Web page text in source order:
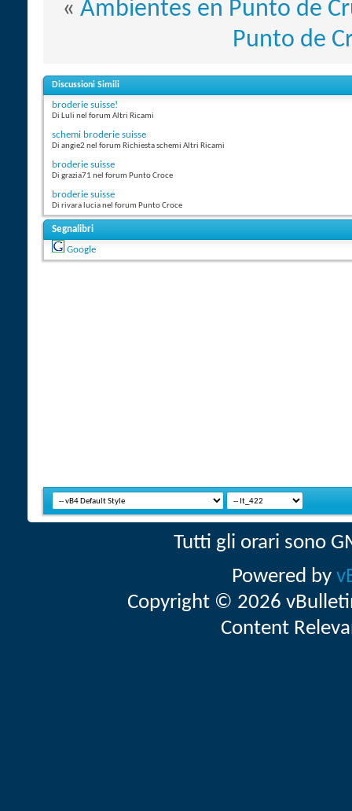
« Ambientes en Punto de
Punto de
Discussioni Simili
broderie suisse!
Di Luli nel forum Altri Ricami
schemi broderie suisse
Di angie2 nel forum Richiesta schemi Altri Ricami
broderie suisse
Di grazia71 nel forum Punto Croce
broderie suisse
Di rivara lucia nel forum Punto Croce
Segnalibri
Google
Tutti gli orari sono
Powered by
Copyright © 2026
Content